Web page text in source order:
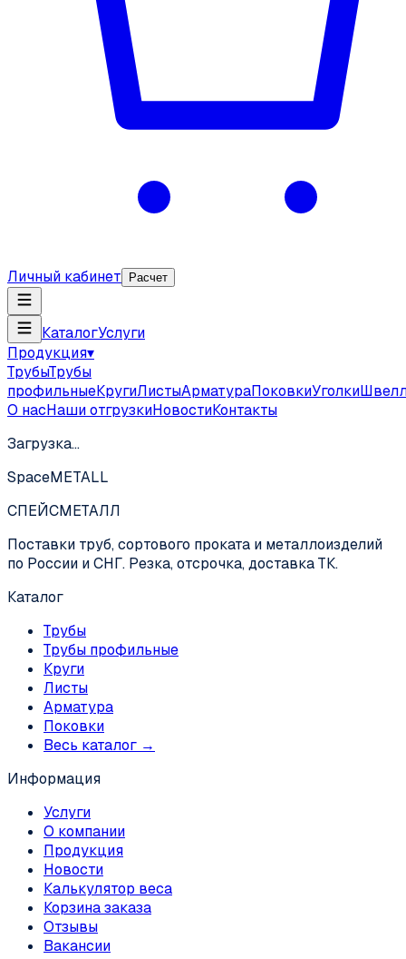
Личный кабинет Расчет
КаталогУслуги
Продукция▾
ТрубыТрубы
профильныеКругиЛистыАрматураПоковкиУголки
О насНаши отгрузкиНовостиКонтакты
Загрузка…
SpaceMETALL
СПЕЙСМЕТАЛЛ
Поставки труб, сортового проката и металлоизделий
по России и СНГ. Резка, отсрочка, доставка ТК.
Каталог
Трубы
Трубы профильные
Круги
Листы
Арматура
Поковки
Весь каталог →
Информация
Услуги
О компании
Продукция
Новости
Калькулятор веса
Корзина заказа
Отзывы
Вакансии